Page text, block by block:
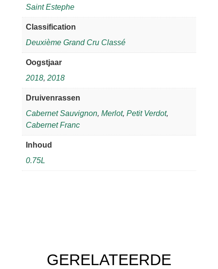
Saint Estephe
Classification
Deuxième Grand Cru Classé
Oogstjaar
2018, 2018
Druivenrassen
Cabernet Sauvignon, Merlot, Petit Verdot,
Cabernet Franc
Inhoud
0.75L
GERELATEERDE